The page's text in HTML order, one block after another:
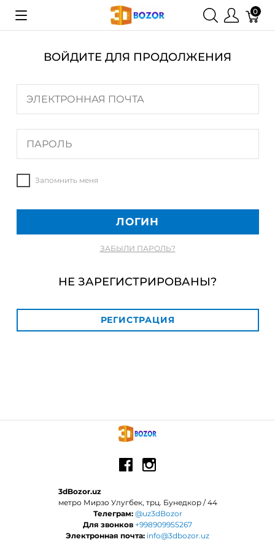
0
ВОЙДИТЕ ДЛЯ ПРОДОЛЖЕНИЯ
Запомнить меня
ЗАБЫЛИ ПАРОЛЬ?
НЕ ЗАРЕГИСТРИРОВАНЫ?
РЕГИСТРАЦИЯ
3dBozor.uz
метро Мирзо Улугбек, трц. Бунедкор / 44
Телеграм: @uz3dBozor
Для звонков +998909955267
Электронная почта: info@3dbozor.uz